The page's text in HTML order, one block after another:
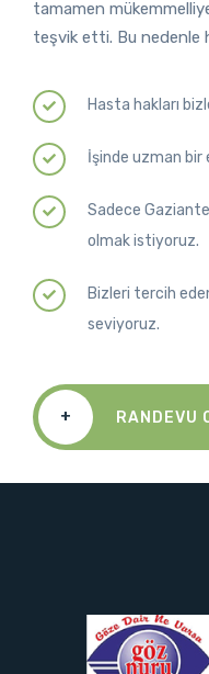
tamamen
teşvik etti. Bu nedenle
Hasta hakları
İşinde uzman bir
Sadece
olmak istiyoruz.
Bizleri tercih
seviyoruz.
+ RANDEVU